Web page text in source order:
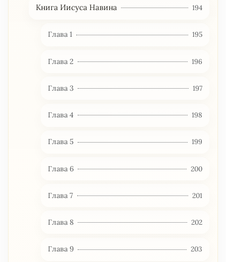
Книга Иисуса Навина 194
Глава 1 195
Глава 2 196
Глава 3 197
Глава 4 198
Глава 5 199
Глава 6 200
Глава 7 201
Глава 8 202
Глава 9 203